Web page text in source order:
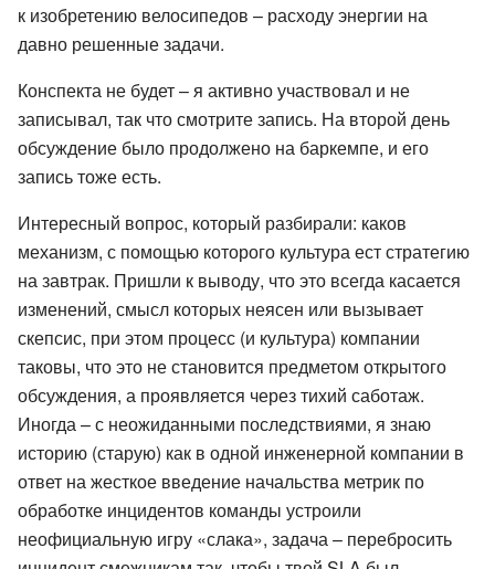
к изобретению велосипедов – расходу энергии на
давно решенные задачи.
Конспекта не будет – я активно участвовал и не
записывал, так что смотрите запись. На второй день
обсуждение было продолжено на баркемпе, и его
запись тоже есть.
Интересный вопрос, который разбирали: каков
механизм, с помощью которого культура ест стратегию
на завтрак. Пришли к выводу, что это всегда касается
изменений, смысл которых неясен или вызывает
скепсис, при этом процесс (и культура) компании
таковы, что это не становится предметом открытого
обсуждения, а проявляется через тихий саботаж.
Иногда – с неожиданными последствиями, я знаю
историю (старую) как в одной инженерной компании в
ответ на жесткое введение начальства метрик по
обработке инцидентов команды устроили
неофициальную игру «слака», задача – перебросить